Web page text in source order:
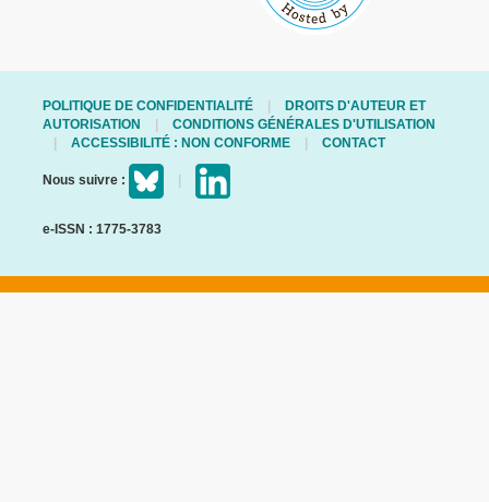
POLITIQUE DE CONFIDENTIALITÉ
DROITS D'AUTEUR ET
AUTORISATION
CONDITIONS GÉNÉRALES D'UTILISATION
ACCESSIBILITÉ : NON CONFORME
CONTACT
Nous suivre :
e-ISSN : 1775-3783